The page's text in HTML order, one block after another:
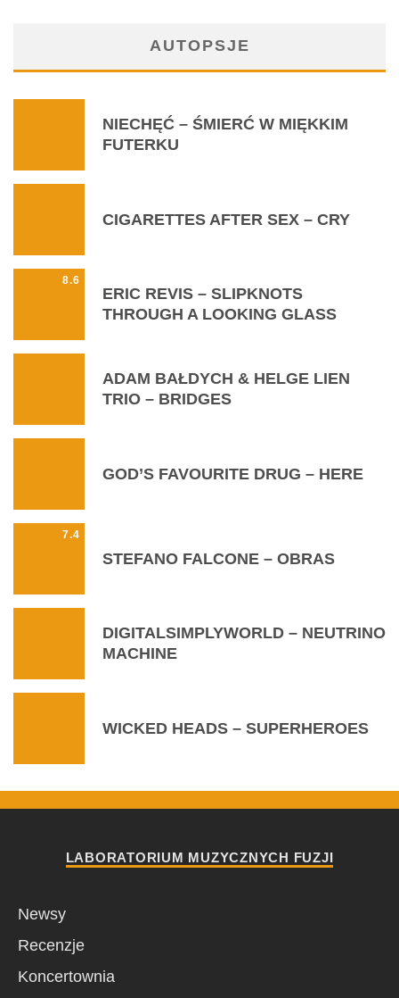
AUTOPSJE
NIECHĘĆ – ŚMIERĆ W MIĘKKIM
FUTERKU
CIGARETTES AFTER SEX – CRY
8.6
ERIC REVIS – SLIPKNOTS
THROUGH A LOOKING GLASS
ADAM BAŁDYCH & HELGE LIEN
TRIO – BRIDGES
GOD’S FAVOURITE DRUG – HERE
7.4
STEFANO FALCONE – OBRAS
DIGITALSIMPLYWORLD – NEUTRINO
MACHINE
WICKED HEADS – SUPERHEROES
LABORATORIUM MUZYCZNYCH FUZJI
Newsy
Recenzje
Koncertownia